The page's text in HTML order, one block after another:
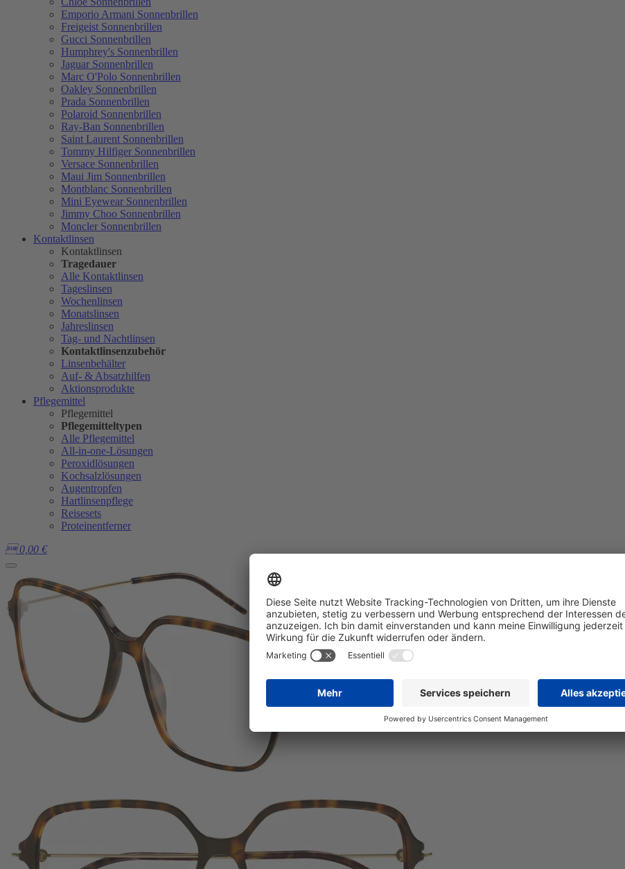
Emporio Armani Sonnenbrillen
Freigeist Sonnenbrillen
Gucci Sonnenbrillen
Humphrey's Sonnenbrillen
Jaguar Sonnenbrillen
Marc O'Polo Sonnenbrillen
Oakley Sonnenbrillen
Prada Sonnenbrillen
Polaroid Sonnenbrillen
Ray-Ban Sonnenbrillen
Saint Laurent Sonnenbrillen
Tommy Hilfiger Sonnenbrillen
Versace Sonnenbrillen
Maui Jim Sonnenbrillen
Montblanc Sonnenbrillen
Mini Eyewear Sonnenbrillen
Jimmy Choo Sonnenbrillen
Moncler Sonnenbrillen
Kontaktlinsen
Kontaktlinsen
Tragedauer
Alle Kontaktlinsen
Tageslinsen
Wochenlinsen
Monatslinsen
Jahreslinsen
Tag- und Nachtlinsen
Kontaktlinsenzubehör
Linsenbehälter
Auf- & Absatzhilfen
Aktionsprodukte
Pflegemittel
Pflegemittel
Pflegemitteltypen
Alle Pflegemittel
All-in-one-Lösungen
Peroxidlösungen
Kochsalzlösungen
Augentropfen
Hartlinsenpflege
Reisesets
Proteinentferner
 0,00 €